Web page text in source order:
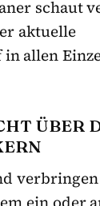
schaut
aktuelle
allen
ÜBER